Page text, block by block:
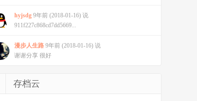
hyjsdg 9年前 (2018-01-16) 说
911f227c868cd7dd5669...
漫步人生路 9年前 (2018-01-16) 说
谢谢分享 很好
存档云